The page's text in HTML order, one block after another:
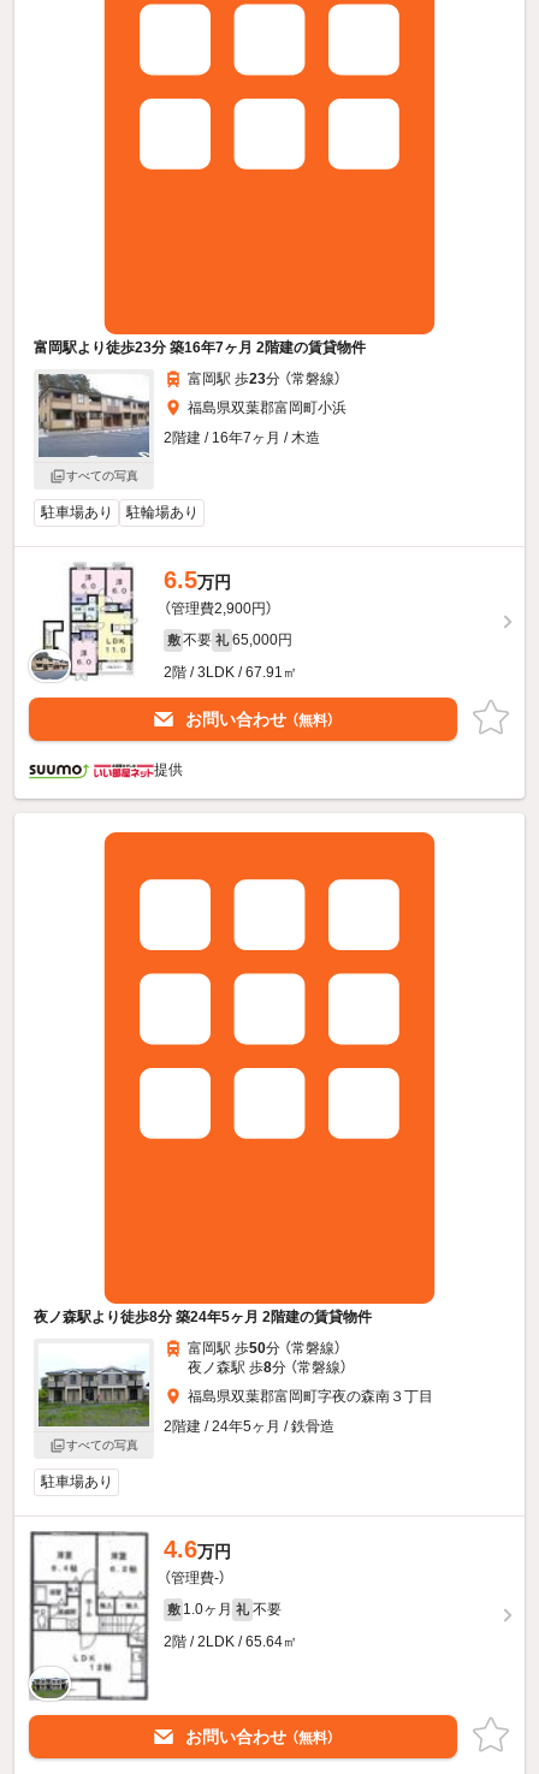
富岡駅より徒歩23分 築16年7ヶ月 2階建の賃貸物件
すべての写真
富岡駅 歩23分 （常磐線）
福島県双葉郡富岡町小浜
2階建 / 16年7ヶ月 / 木造
駐車場あり 駐輪場あり
6.5万円
（管理費2,900円）
敷 不要 礼 65,000円
2階 / 3LDK / 67.91㎡
お問い合わせ （無料）
提供
夜ノ森駅より徒歩8分 築24年5ヶ月 2階建の賃貸物件
すべての写真
富岡駅 歩50分 （常磐線）
夜ノ森駅 歩8分 （常磐線）
福島県双葉郡富岡町字夜の森南３丁目
2階建 / 24年5ヶ月 / 鉄骨造
駐車場あり
4.6万円
（管理費-）
敷 1.0ヶ月 礼 不要
2階 / 2LDK / 65.64㎡
お問い合わせ （無料）